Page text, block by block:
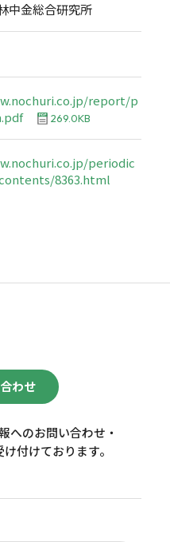
中金総合研究所
report/p
269.0KB
periodic
8363.html
わせ
へのお問い合わせ・
付けております。